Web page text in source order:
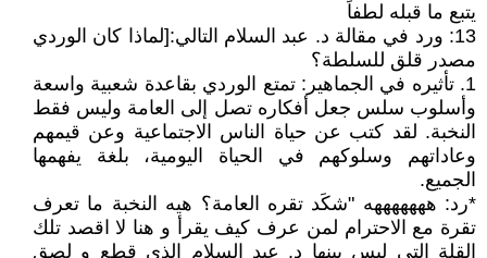
يتبع ما قبله لطفاً
13: ورد في مقالة د. عبد السلام التالي:[لماذا كان الوردي
مصدر قلق للسلطة؟
1. تأثيره في الجماهير: تمتع الوردي بقاعدة شعبية واسعة
وأسلوب سلس جعل أفكاره تصل إلى العامة وليس فقط
النخبة. لقد كتب عن حياة الناس الاجتماعية وعن قيمهم
وعاداتهم وسلوكهم في الحياة اليومية، بلغة يفهمها
الجميع.
*رد: هههههههه "شكَد تقره العامة؟ هيه النخبة ما تعرف
تقرة مع الاحترام لمن عرف كيف يقرأ و هنا لا اقصد تلك
القلة التي ليس بينها د. عبد السلام الذي قطع و لصق